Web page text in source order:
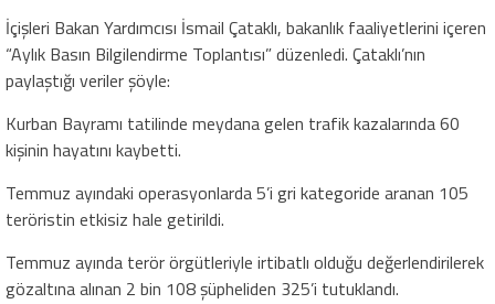
İçişleri Bakan Yardımcısı İsmail Çataklı, bakanlık faaliyetlerini içeren
“Aylık Basın Bilgilendirme Toplantısı” düzenledi. Çataklı’nın
paylaştığı veriler şöyle:
Kurban Bayramı tatilinde meydana gelen trafik kazalarında 60
kişinin hayatını kaybetti.
Temmuz ayındaki operasyonlarda 5’i gri kategoride aranan 105
teröristin etkisiz hale getirildi.
Temmuz ayında terör örgütleriyle irtibatlı olduğu değerlendirilerek
gözaltına alınan 2 bin 108 şüpheliden 325’i tutuklandı.